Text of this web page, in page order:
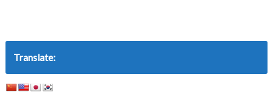
Translate: